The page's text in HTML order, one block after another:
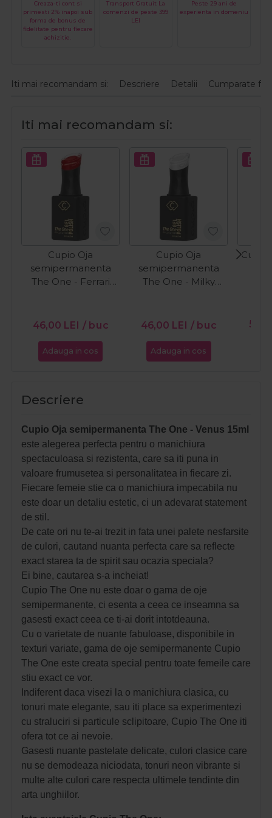
Creaza-ti cont si
primesti 2% inapoi sub
forma de bonus de
fidelitate pentru fiecare
achizitie.
Transport Gratuit La
comenzi de peste 399
LEI
Peste 29 ani de
experienta in domeniu
Iti mai recomandam si: Descriere Detalii Cumparate
Iti mai recomandam si:
Cupio Oja
semipermanenta
The One - Ferrari
46,00 LEI / buc
Adauga in cos
Cupio Oja
semipermanenta
The One - Milky
46,00 LEI / buc
Adauga in cos
Cupio
Descriere
Cupio Oja semipermanenta The One - Venus 15ml
este alegerea perfecta pentru o manichiura
spectaculoasa si rezistenta, care sa iti puna in
valoare frumusetea si personalitatea in fiecare zi.
Fiecare femeie stie ca o manichiura impecabila nu
este doar un detaliu estetic, ci un adevarat statement
de stil.
De cate ori nu te-ai trezit in fata unei palete nesfarsite
de culori, cautand nuanta perfecta care sa reflecte
exact starea ta de spirit sau ocazia speciala?
Ei bine, cautarea s-a incheiat!
Cupio The One nu este doar o gama de oje
semipermanente, ci esenta a ceea ce inseamna sa
gasesti exact ceea ce ti-ai dorit intotdeauna.
Cu o varietate de nuante fabuloase, disponibile in
texturi variate, gama de oje semipermanente Cupio
The One este creata special pentru toate femeile care
stiu exact ce vor.
Indiferent daca visezi la o manichiura clasica, cu
tonuri mate elegante, sau iti place sa experimentezi
cu straluciri si particule sclipitoare, Cupio The One iti
ofera tot ce ai nevoie.
Gasesti nuante pastelate delicate, culori clasice care
nu se demodeaza niciodata, tonuri neon vibrante si
multe alte culori care respecta ultimele tendinte din
arta unghiilor.